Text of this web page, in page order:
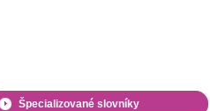
Špecializované slovníky